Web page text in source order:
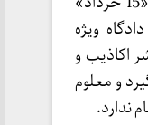
ويژه
اكاذيب و
و معلوم
ندارد.